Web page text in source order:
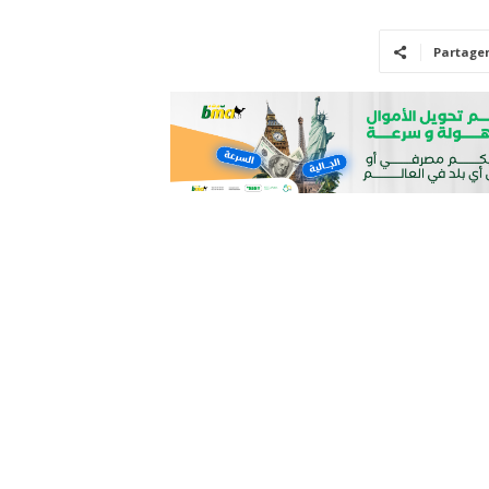
Partager